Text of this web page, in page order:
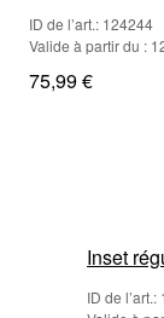
ID de l’art.: 124244
Valide à partir du :
75,99 €
Inset
ID de l’art.: